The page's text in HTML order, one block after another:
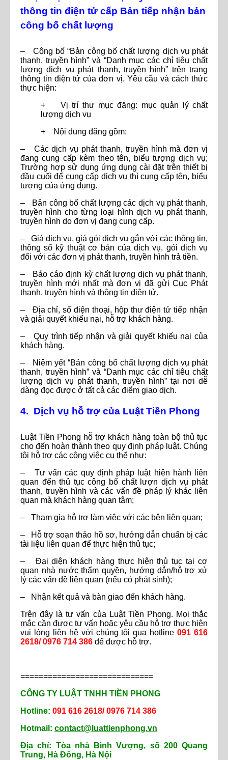
thông tin điện tử cấp Bản tiếp nhận bản
công bố chất lượng
– Công bố “Bản công bố chất lượng dịch vụ phát
thanh, truyền hình” và “Danh mục các chỉ tiêu chất
lượng dịch vụ phát thanh, truyền hình” trên trang
thông tin điện tử của đơn vị. Yêu cầu và cách thức
thực hiện:
+ Vị trí thư mục đăng: mục quản lý chất
lượng dịch vụ
+ Nội dung đăng gồm:
– Các dịch vụ phát thanh, truyền hình mà đơn vị
đang cung cấp kèm theo tên, biểu tượng dịch vụ;
Trường hợp sử dụng ứng dụng cài đặt trên thiết bị
đầu cuối để cung cấp dịch vụ thì cung cấp tên, biểu
tượng của ứng dụng.
– Bản công bố chất lượng các dịch vụ phát thanh,
truyền hình cho từng loại hình dịch vụ phát thanh,
truyền hình do đơn vị đang cung cấp.
– Giá dịch vụ, giá gói dịch vụ gắn với các thông tin,
thông số kỹ thuật cơ bản của dịch vụ, gói dịch vụ
đối với các đơn vị phát thanh, truyền hình trả tiền.
– Báo cáo định kỳ chất lượng dịch vụ phát thanh,
truyền hình mới nhất mà đơn vị đã gửi Cục Phát
thanh, truyền hình và thông tin điện tử.
– Địa chỉ, số điện thoại, hộp thư điện tử tiếp nhận
và giải quyết khiếu nại, hỗ trợ khách hàng.
– Quy trình tiếp nhận và giải quyết khiếu nại của
khách hàng.
– Niêm yết “Bản công bố chất lượng dịch vụ phát
thanh, truyền hình” và “Danh mục các chỉ tiêu chất
lượng dịch vụ phát thanh, truyền hình” tại nơi dễ
dàng đọc được ở tất cả các điểm giao dịch.
4. Dịch vụ hỗ trợ của Luật Tiền Phong
Luật Tiền Phong hỗ trợ khách hàng toàn bộ thủ tục
cho đến hoàn thành theo quy định pháp luật. Chúng
tôi hỗ trợ các công việc cụ thể như:
– Tư vấn các quy định pháp luật hiện hành liên
quan đến thủ tục công bố chất lượn dịch vụ phát
thanh, truyền hình và các vấn đề pháp lý khác liên
quan mà khách hàng quan tâm;
– Tham gia hỗ trợ làm việc với các bên liên quan;
– Hỗ trợ soạn thảo hồ sơ, hướng dẫn chuẩn bị các
tài liệu liên quan để thực hiện thủ tục;
– Đại diện khách hàng thực hiện thủ tục tại cơ
quan nhà nước thẩm quyền, hướng dẫn/hỗ trợ xử
lý các vấn đề liên quan (nếu có phát sinh);
– Nhận kết quả và bàn giao đến khách hàng.
Trên đây là tư vấn của Luật Tiền Phong. Mọi thắc
mắc cần được tư vấn hoặc yêu cầu hỗ trợ thực hiện
vui lòng liên hệ với chúng tôi qua hotline091 616
2618/ 0976 714 386 để được hỗ trợ.
=============================
CÔNG TY LUẬT TNHH TIỀN PHONG
Hotline: 091 616 2618/ 0976 714 386
Hotmail: contact@luattienphong.vn
Địa chỉ: Tòa nhà Bình Vượng, số 200 Quang
Trung, Hà Đông, Hà Nội